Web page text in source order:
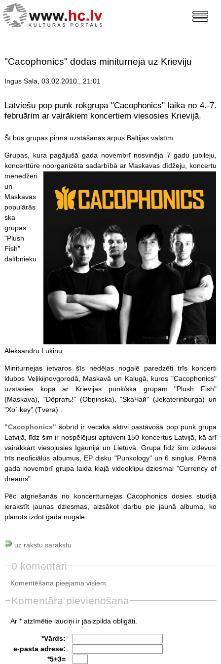
"Cacophonics" dodas miniturnejā uz Krieviju
Ingus Sala, 03.02.2010., 21:01
Latviešu pop punk rokgrupa "Cacophonics" laikā no 4.-7.
februārim ar vairākiem koncertiem viesosies Krievijā.
Šī būs grupas pirmā uzstāšanās ārpus Baltijas valstīm.
Grupas, kura pagājušā gada novembrī nosvinēja 7 gadu jubileju,
koncerttūre noorganizēta sadarbībā ar Maskavas dīdžeju , koncertu
menedžeri
un
Maskavas
populārās
ska
grupas
"Plush
Fish"
dalībnieku
Aleksandru Lūkinu.
Miniturnejas ietvaros šīs nedēļas nogalē paredzēti trīs koncerti
klubos Veļikijnovgorodā, Maskavā un Kalugā, kuros "Cacophonics"
uzstāsies kopā ar Krievijas punk/ska grupām "Plush Fish"
(Maskava), "Dёргать!" (Obņinska), "SkaЧaй" (Jekaterinburga) un
"Xo` key" (Tvera) .
"Cacophonics" šobrīd ir vecākā aktīvi pastāvošā pop punk grupa
Latvijā, līdz šim ir nospēlējusi aptuveni 150 koncertus Latvijā, kā arī
vairākkārt viesojusies Igaunijā un Lietuvā. Grupa līdz šim izdevusi
trīs neoficiālus albumus, EP disku "Punkology" un 6 singlus. Pērnā
gada novembrī grupa laida klajā videoklipu dziesmai "Currency of
dreams".
Pēc atgriešanās no koncertturnejas Cacophonics dosies studijā
ierakstīt jaunas dziesmas, aizsākot darbu pie jaunā albuma, ko
plānots izdot gada nogalē.
uz rakstu sarakstu
0 komentāri
Komentēšana pieejama visiem.
Komentāra pievienošana
Ar * atzīmētie lauciņi ir jāaizpilda obligāti.
*Vārds:
e-pasta adrese:
*5+3=